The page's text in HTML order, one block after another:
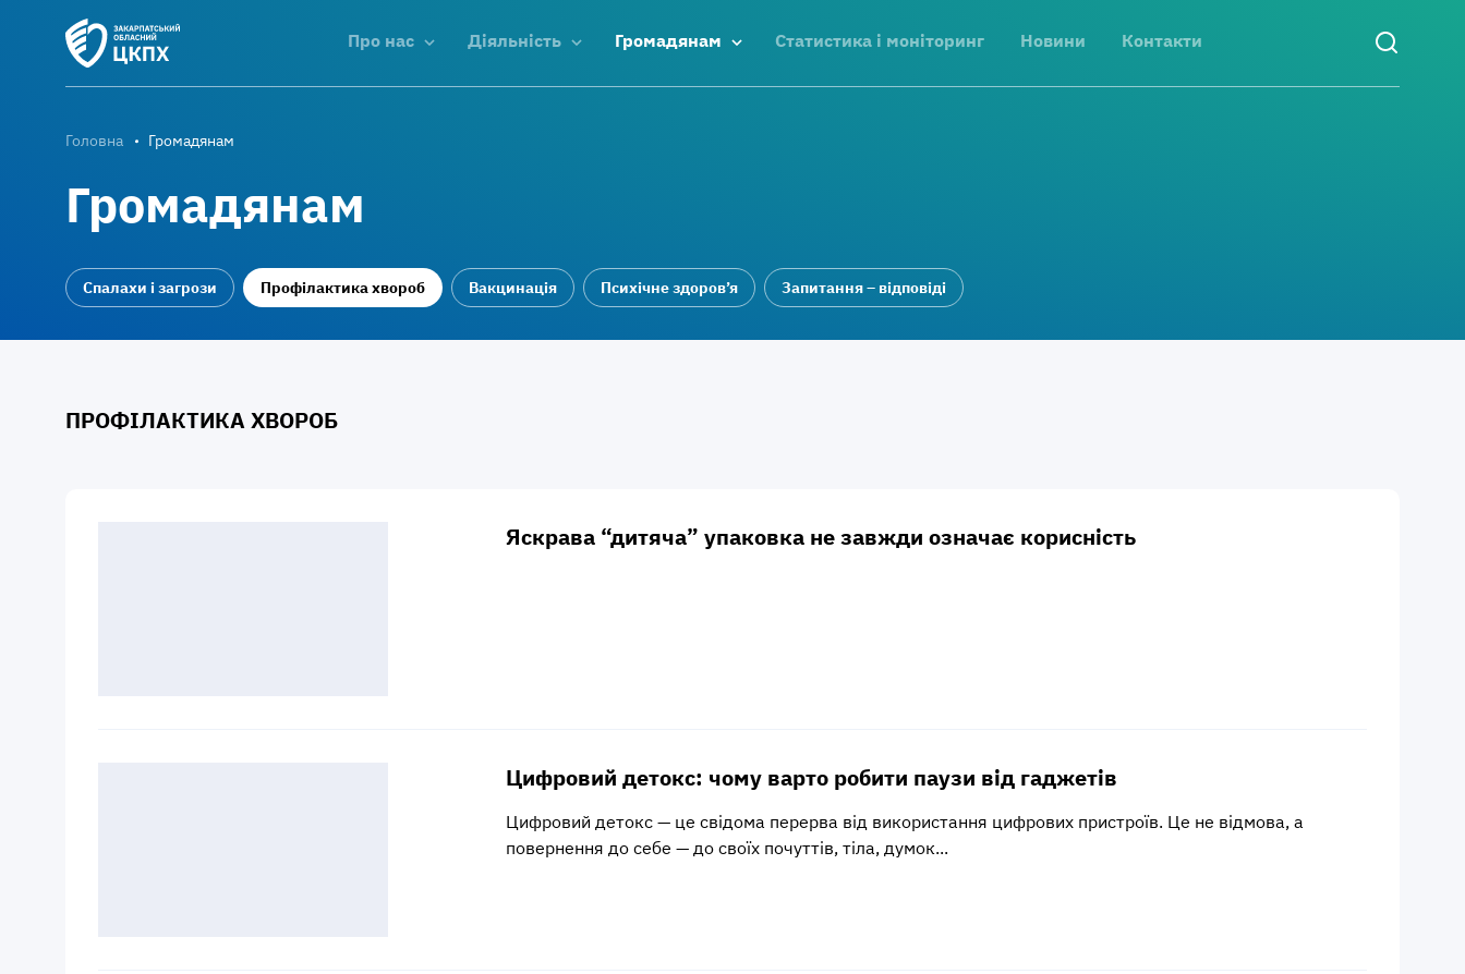
Про нас Діяльність Громадянам Статистика і моніторинг Новини Контакти
Головна Громадянам
Громадянам
Спалахи і загрози Профілактика хвороб Вакцинація Психічне здоров’я Запитання – відповіді
ПРОФІЛАКТИКА ХВОРОБ
Яскрава “дитяча” упаковка не завжди означає корисність
Цифровий детокс: чому варто робити паузи від гаджетів
Цифровий детокс — це свідома перерва від використання цифрових пристроїв. Це не відмова, а
повернення до себе — до своїх почуттів, тіла, думок...